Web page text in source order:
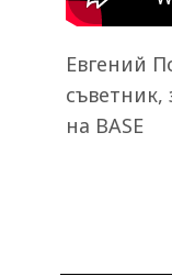
Евгений
на BASE